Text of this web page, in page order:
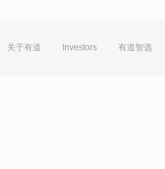
关于有道 Investors 有道智选